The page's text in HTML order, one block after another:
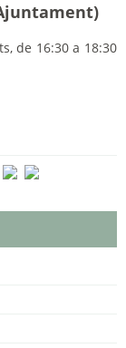
de 16:30 a 18:30